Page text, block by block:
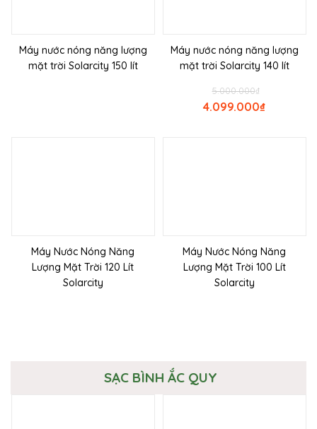
Máy nước nóng năng lượng
mặt trời Solarcity 150 lít
Máy nước nóng năng lượng
mặt trời Solarcity 140 lít
₫
5.000.000
₫
4.099.000
Máy Nước Nóng Năng
Lượng Mặt Trời 120 Lít
Solarcity
Máy Nước Nóng Năng
Lượng Mặt Trời 100 Lít
Solarcity
SẠC BÌNH ẮC QUY